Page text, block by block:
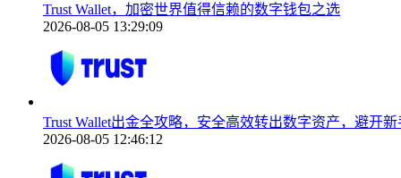
Trust Wallet，加密世界值得信赖的数字钱包之选
2026-08-05 13:29:09
Trust Wallet出金全攻略，安全高效转出数字资产，避开
2026-08-05 12:46:12